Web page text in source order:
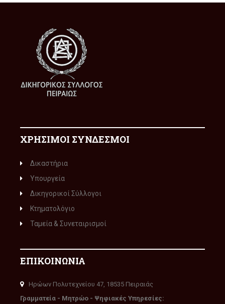
ΧΡΗΣΙΜΟΙ ΣΥΝΔΕΣΜΟΙ
Δικαστήρια
Υπουργεία
Δικηγορικοί Σύλλογοι
Κτηματολόγιο
Ταμεία & Συνεταιρισμοί
ΕΠΙΚΟΙΝΩΝΙΑ
Ηρώων Πολυτεχνείου 47, 18535 Πειραιάς
Γραμματεία - Μητρώο - Ψηφιακές Υπηρεσίες: